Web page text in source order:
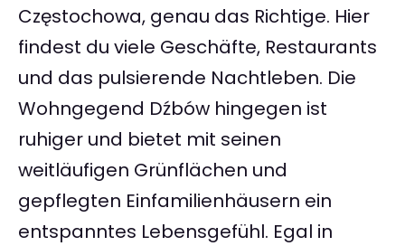
Częstochowa, genau das Richtige. Hier
findest du viele Geschäfte, Restaurants
und das pulsierende Nachtleben. Die
Wohngegend Dźbów hingegen ist
ruhiger und bietet mit seinen
weitläufigen Grünflächen und
gepflegten Einfamilienhäusern ein
entspanntes Lebensgefühl. Egal in